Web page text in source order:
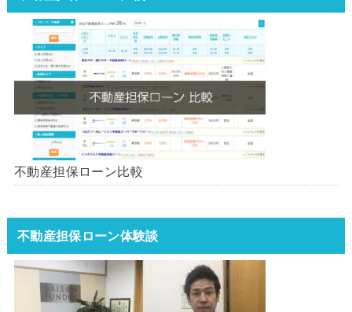
不動産担保ローン比較
不動産担保ローン体験談